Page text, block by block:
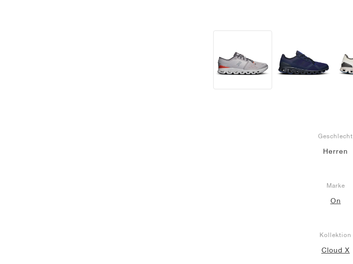
Geschlecht
Herren
Marke
On
Kollektion
Cloud X